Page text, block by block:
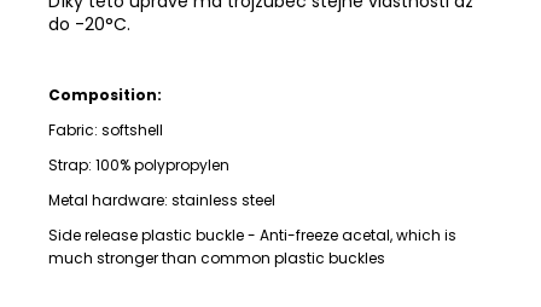
do -20°C.
Composition:
Fabric: softshell
Strap: 100% polypropylen
Metal hardware: stainless steel
Side release plastic buckle - Anti-freeze acetal,which is
much stronger than common plastic buckles